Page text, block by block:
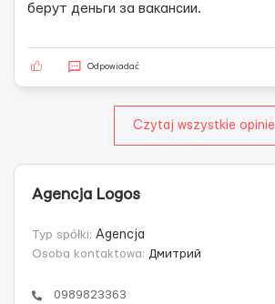
берут деньги за вакансии.
Odpowiadać
Czytaj wszystkie opinie
Agencja Logos
Typ spółki: Agencja
Osoba kontaktowa: Дмитрий
0989823363